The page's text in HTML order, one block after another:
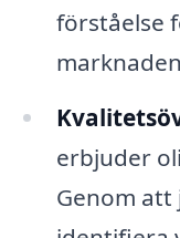
förståelse
erbjuder
Genom